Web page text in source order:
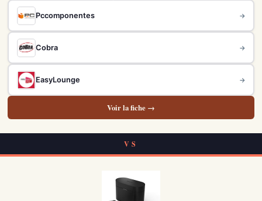
Pccomponentes →
Cobra →
EasyLounge →
Voir la fiche →
VS